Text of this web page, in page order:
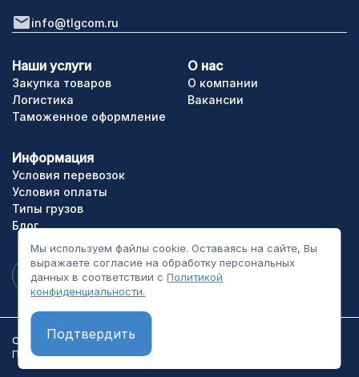
Мы используем файлы cookie. Оставаясь на сайте, Вы
выражаете согласие на обработку персональных
данных в соответствии сПолитикой
конфиденциальности.
Подтвердить
info@tlgcom.ru
Закупка товаров
Наши услуги
Логистика
Таможенное оформление
О нас
О компании
Вакансии
Информация
Условия перевозок
Условия оплаты
Типы грузов
Блог
ООО «ТЛГрупп». Все права сайта защищены.
Политика конфиденциальности